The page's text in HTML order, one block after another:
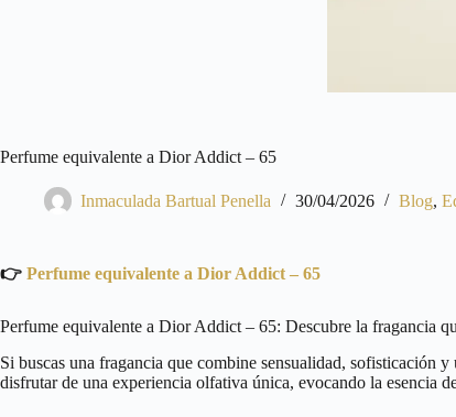
Perfume equivalente a Dior Addict – 65
Inmaculada Bartual Penella 30/04/2026 Blog,
👉 Perfume equivalente a Dior Addict – 65
Perfume equivalente a Dior Addict – 65: Descubre la fragancia
Si buscas una fragancia que combine sensualidad, sofisticación
disfrutar de una experiencia olfativa única, evocando la esencia